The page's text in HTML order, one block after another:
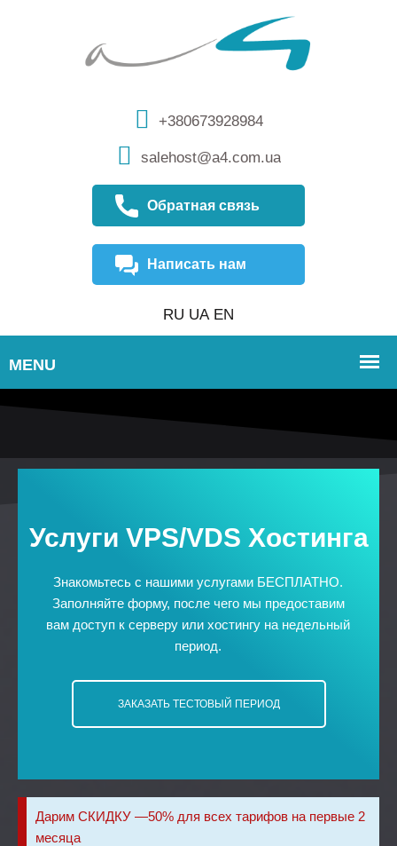
+380673928984
salehost@a4.com.ua
Обратная связь
Написать нам
RU UA EN
Услуги VPS/VDS Хостинга
Знакомьтесь с нашими услугами БЕСПЛАТНО.
Заполняйте форму, после чего мы предоставим
вам доступ к серверу или хостингу на недельный
период.
ЗАКАЗАТЬ ТЕСТОВЫЙ ПЕРИОД
Дарим СКИДКУ —50% для всех тарифов на первые 2
месяца